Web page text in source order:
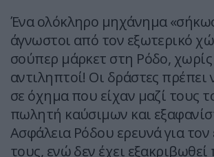
Ένα ολόκληρο μηχάνημα
άγνωστοι από τον εξωτερικό
σούπερ μάρκετ στη Ρόδο, χωρίς
αντιληπτοί! Οι δράστες
σε όχημα που είχαν μαζί τους
πωλητή καύσιμων και
Ασφάλεια Ρόδου ερευνά για
τους, ενώ δεν έχει